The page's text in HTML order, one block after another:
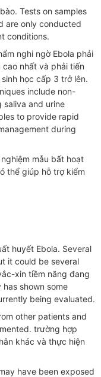
Tests on samples
are only conducted
conditions.
nghi ngờ Ebola phải
nhất và phải tiến
học cấp 3 trở lên.
include non-
saliva and urine
to provide rapid
during
mẫu bất hoạt
thể giúp hỗ trợ kiểm
huyết Ebola. Several
it could be several
xin tiềm năng đang
shown some
being evaluated.
other patients and
trường hợp
khác và thực hiện
have been exposed